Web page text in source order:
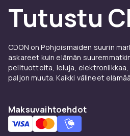
Tutustu
CDON on Pohjoismaiden suurin
askareet kuin elämän
pelituotteita, leluja,
paljon muuta. Kaikki välineet
Maksuvaihtoehdot